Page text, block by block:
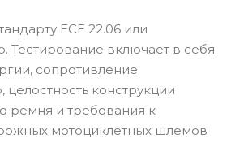
ECE 22.06 или
Тестирование включает в себя
сопротивление
конструкции
ремня и требования к
мотоциклетных шлемов